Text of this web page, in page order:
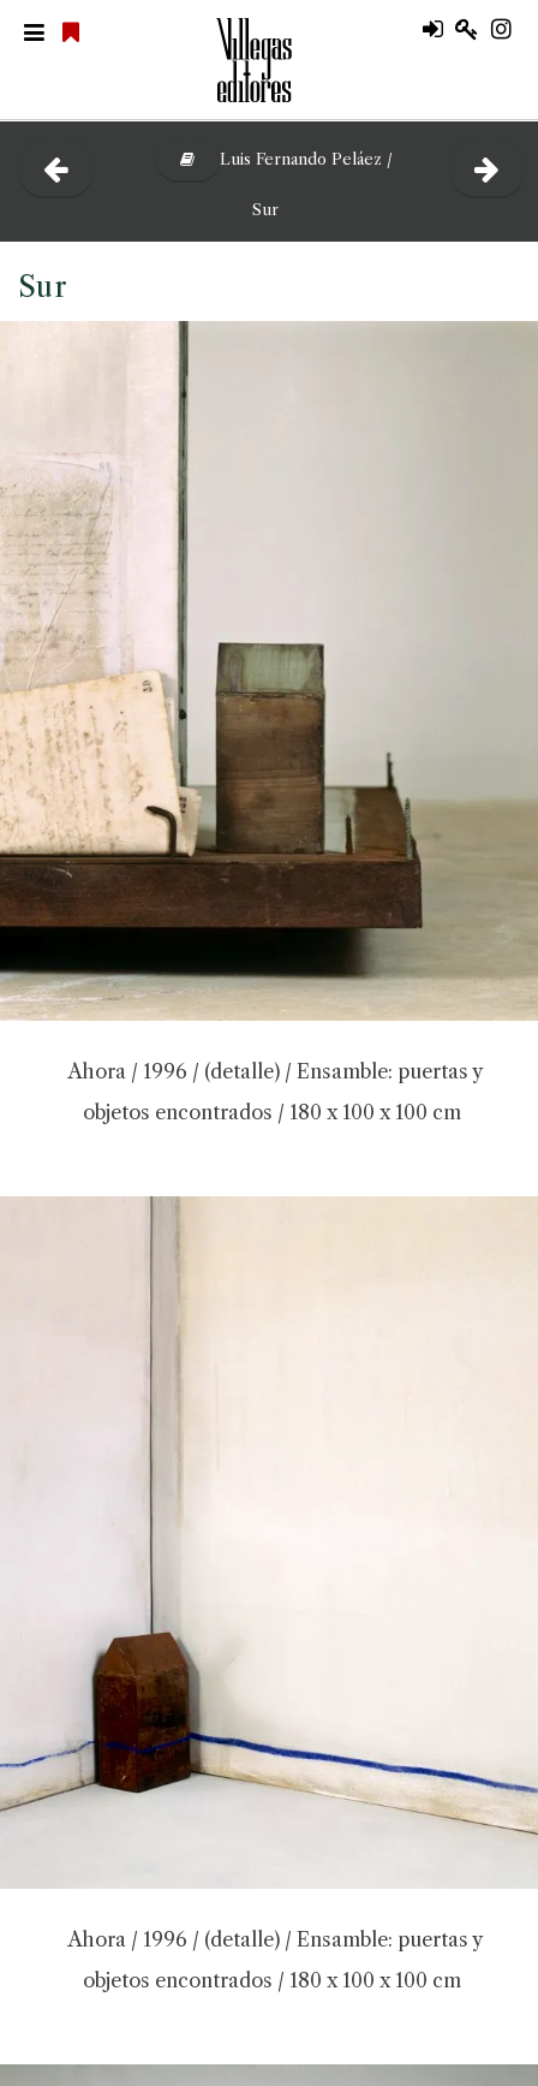
Luis Fernando Peláez /
Sur
Sur
Ahora / 1996 / (detalle) / Ensamble: puertas y
objetos encontrados / 180 x 100 x 100 cm
Ahora / 1996 / (detalle) / Ensamble: puertas y
objetos encontrados / 180 x 100 x 100 cm